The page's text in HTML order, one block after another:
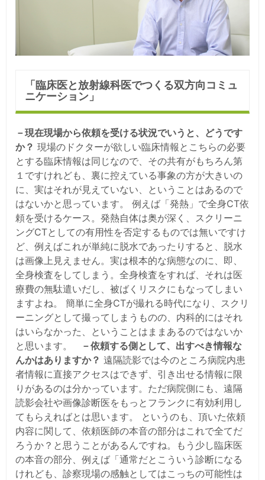
「臨床医と放射線科医でつくる双方向コミュ
ニケーション」
－現在現場から依頼を受ける状況でいうと、どうです
か？ 現場のドクターが欲しい臨床情報とこちらの必要
とする臨床情報は同じなので、その共有がもちろん第
１ですけれども、裏に控えている事象の方が大きいの
に、実はそれが見えていない、ということはあるので
はないかと思っています。 例えば「発熱」で全身CT依
頼を受けるケース。発熱自体は奥が深く、スクリーニ
ングCTとしての有用性を否定するものでは無いですけ
ど、例えばこれが単純に脱水であったりすると、脱水
は画像上見えません。実は根本的な病態なのに、即、
全身検査をしてしまう。全身検査をすれば、それは医
療費の無駄遣いだし、被ばくリスクにもなってしまい
ますよね。 簡単に全身CTが撮れる時代になり、スクリ
ーニングとして撮ってしまうものの、内科的にはそれ
はいらなかった、ということはままあるのではないか
と思います。
－依頼する側として、出すべき情報な
んかはありますか？ 遠隔読影では今のところ病院内患
者情報に直接アクセスはできず、引き出せる情報に限
りがあるのは分かっています。ただ病院側にも、遠隔
読影会社や画像診断医をもっとフランクに有効利用し
てもらえればとは思います。 というのも、頂いた依頼
内容に関して、依頼医師の本音の部分はこれで全てだ
ろうか？と思うことがあるんですね。もう少し臨床医
の本音の部分、例えば「通常だとこういう診断になる
けれども、診察現場の感触としてはこっちの可能性は